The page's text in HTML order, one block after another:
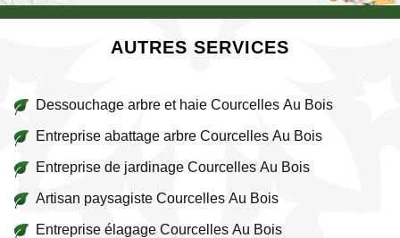
AUTRES SERVICES
Dessouchage arbre et haie Courcelles Au Bois
Entreprise abattage arbre Courcelles Au Bois
Entreprise de jardinage Courcelles Au Bois
Artisan paysagiste Courcelles Au Bois
Entreprise élagage Courcelles Au Bois